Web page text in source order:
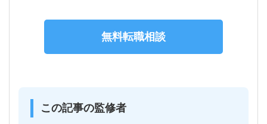
無料転職相談
この記事の監修者